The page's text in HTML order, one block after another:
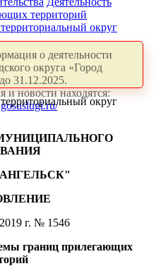
территорий
округ
о деятельности
округа «Город
31.12.2025.
и новости находятся:
округ
г. № 1546
границ прилегающих